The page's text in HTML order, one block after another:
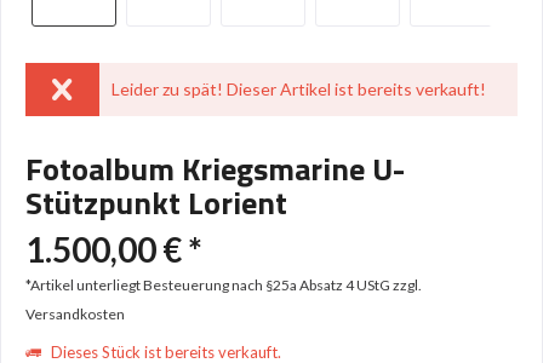
Leider zu spät! Dieser Artikel ist bereits verkauft!
Fotoalbum Kriegsmarine U-
Stützpunkt Lorient
1.500,00 € *
*Artikel unterliegt Besteuerung nach §25a Absatz 4 UStG zzgl.
Versandkosten
Dieses Stück ist bereits verkauft.